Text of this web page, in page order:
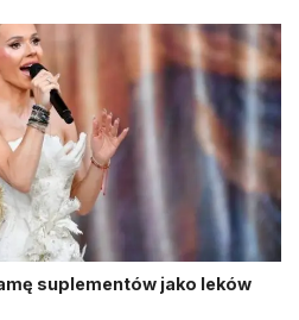
suplementów jako leków